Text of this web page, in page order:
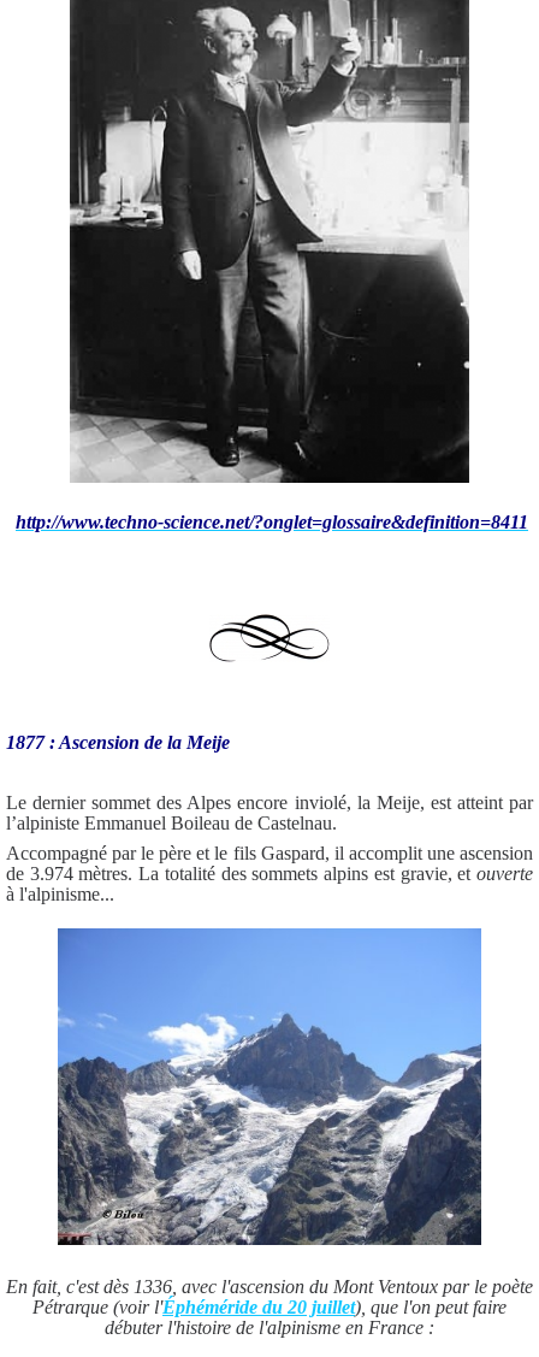
http://www.techno-science.net/?onglet=glossaire&definition=8411
1877 : Ascension de la Meije
Le dernier sommet des Alpes encore inviolé, la Meije, est atteint par
l’alpiniste Emmanuel Boileau de Castelnau.
Accompagné par le père et le fils Gaspard, il accomplit une ascension
de 3.974 mètres. La totalité des sommets alpins est gravie, et ouverte
à l'alpinisme...
En fait, c'est dès 1336, avec l'ascension du Mont Ventoux par le poète
Pétrarque (voir l'Éphéméride du 20 juillet), que l'on peut faire
débuter l'histoire de l'alpinisme en France :